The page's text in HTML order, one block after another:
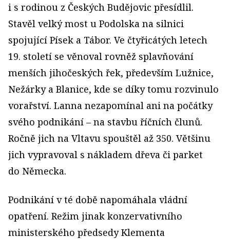
i s rodinou z Českých Budějovic přesídlil.
Stavěl velký most u Podolska na silnici
spojující Písek a Tábor. Ve čtyřicátých letech
19. století se věnoval rovněž splavňování
menších jihočeských řek, především Lužnice,
Nežárky a Blanice, kde se díky tomu rozvinulo
vorařství. Lanna nezapomínal ani na počátky
svého podnikání – na stavbu říčních člunů.
Ročně jich na Vltavu spouštěl až 350. Většinu
jich vypravoval s nákladem dřeva či parket
do Německa.
Podnikání v té době napomáhala vládní
opatření. Režim jinak konzervativního
ministerského předsedy Klementa